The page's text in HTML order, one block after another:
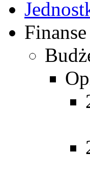
Finanse